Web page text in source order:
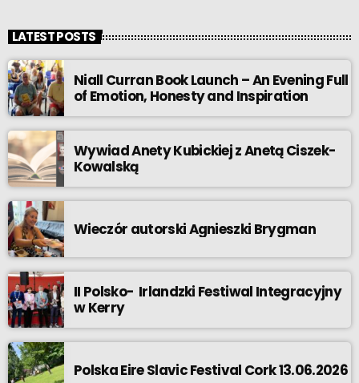
LATEST POSTS
Niall Curran Book Launch – An Evening Full
of Emotion, Honesty and Inspiration
Wywiad Anety Kubickiej z Anetą Ciszek-
Kowalską
Wieczór autorski Agnieszki Brygman
II Polsko- Irlandzki Festiwal Integracyjny
w Kerry
Polska Eire Slavic Festival Cork 13.06.2026